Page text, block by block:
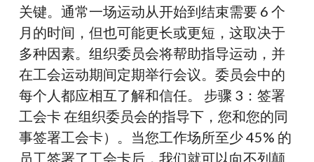
关键。通常一场运动从开始到结束需要 6 个
月的时间，但也可能更长或更短，这取决于
多种因素。组织委员会将帮助指导运动，并
在工会运动期间定期举行会议。委员会中的
每个人都应相互了解和信任。 步骤 3：签署
工会卡 在组织委员会的指导下，您和您的同
事签署工会卡）。当您工作场所至少 45% 的
员工签署了工会卡后，我们就可以向不列颠